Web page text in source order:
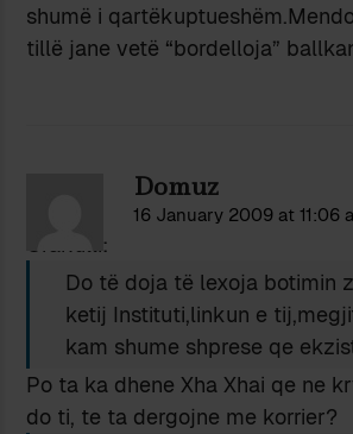
shumë i
tillë jane vetë “bordelloja”
Domuz
16 January 2009 at 11:06
Orakulli:
Do të doja të lexoja botimin
ketij Instituti,linkun e
kam shume shprese qe
Po ta ka dhene Xha Xhai qe ne
do ti, te ta dergojne me korrier?